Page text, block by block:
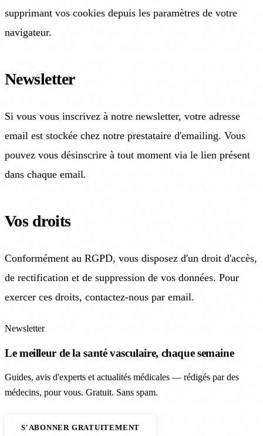
supprimant vos cookies depuis les paramètres de votre
navigateur.
Newsletter
Si vous vous inscrivez à notre newsletter, votre adresse
email est stockée chez notre prestataire d'emailing. Vous
pouvez vous désinscrire à tout moment via le lien présent
dans chaque email.
Vos droits
Conformément au RGPD, vous disposez d'un droit d'accès,
de rectification et de suppression de vos données. Pour
exercer ces droits, contactez-nous par email.
Newsletter
Le meilleur de la santé vasculaire, chaque semaine
Guides, avis d'experts et actualités médicales — rédigés par des
médecins, pour vous. Gratuit. Sans spam.
S'ABONNER GRATUITEMENT